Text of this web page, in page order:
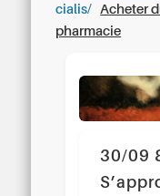
cialis/
Acheter
pharmacie
30/09